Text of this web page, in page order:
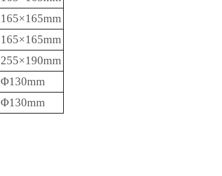
165×165mm
165×165mm
255×190mm
Φ130mm
Φ130mm